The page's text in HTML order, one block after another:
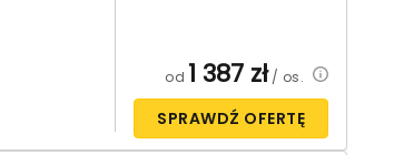
od 1 387 zł/ os.
SPRAWDŹ OFERTĘ